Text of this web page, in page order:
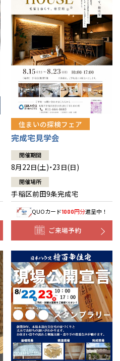
住まいの探検フェア
完成宅見学会
開催期間
8月22日(土)・23日(日)
開催場所
手稲区前田9条完成宅
QUOカード1000円分進呈中！
ご来場予約
築予定地の方でも現住所の有るお近
ださい。移住の計画の方もご相談対
い。